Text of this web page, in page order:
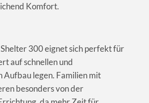
Komfort.
300 eignet sich perfekt für
auf schnellen und
Aufbau legen. Familien mit
besonders von der